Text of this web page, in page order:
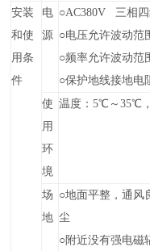
安装
和使
用条
件
电
源
○AC380V 三相四
○电压允许波动范
○频率允许波动范
○保护地线接地电
使
用
环
境
温度：5℃～35℃
场
地
○地面平整，通风
尘
○附近没有强电磁